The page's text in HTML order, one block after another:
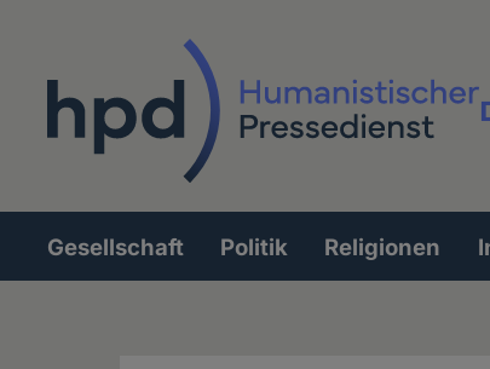
Hauptnavigation
Gesellschaft Politik Religionen